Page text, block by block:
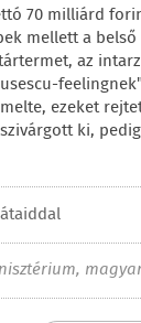
70 milliárd
mellett a
az
ezeket
ki,
,